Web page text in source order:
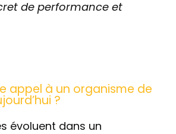
de performance et
appel à un organisme de
?
évoluent dans un